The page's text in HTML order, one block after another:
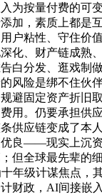
为按量付费的可
添加，素质上都是
户粘性、守住价
化、财产链成熟
白分发、逛戏制
风险是绑不住伙
避固定资产折旧
用。仍要承担供
供应链变成了本
良——现实上沉
但全球最先辈的
年级计谋焦点，
财政，AI间接嵌